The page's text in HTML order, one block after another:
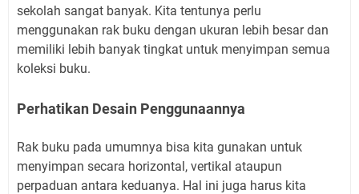
sekolah sangat banyak. Kita tentunya perlu
menggunakan rak buku dengan ukuran lebih besar dan
memiliki lebih banyak tingkat untuk menyimpan semua
koleksi buku.
Perhatikan Desain Penggunaannya
Rak buku pada umumnya bisa kita gunakan untuk
menyimpan secara horizontal, vertikal ataupun
perpaduan antara keduanya. Hal ini juga harus kita